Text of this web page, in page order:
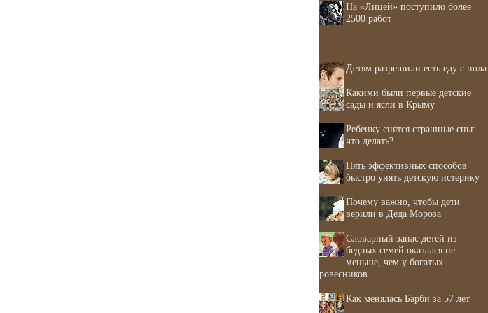
На «Лицей» поступило более
2500 работ
Детям разрешили есть еду с пола
Какими были первые детские
сады и ясли в Крыму
Ребенку снятся страшные сны:
что делать?
Пять эффективных способов
быстро унять детскую истерику
Почему важно, чтобы дети
верили в Деда Мороза
Словарный запас детей из
бедных семей оказался не
меньше, чем у богатых
ровесников
Как менялась Барби за 57 лет